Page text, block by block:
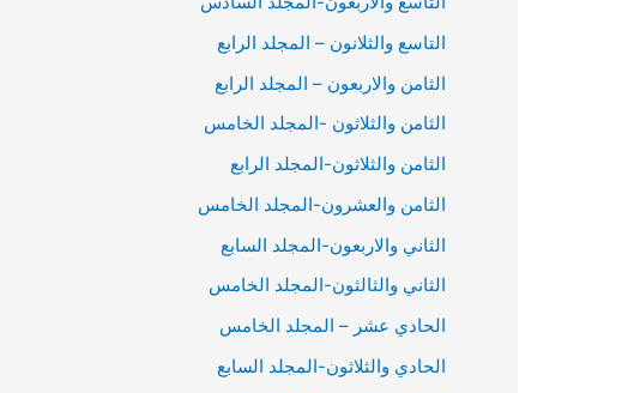
التاسع والثلانون – المجلد الرابع
الثامن والاربعون – المجلد الرابع
الثامن والثلاثون -المجلد الخامس
الثامن والثلاثون-المجلد الرابع
الثامن والعشرون-المجلد الخامس
الثاني والاربعون-المجلد السابع
الثاني والثالثون-المجلد الخامس
الحادي عشر – المجلد الخامس
الحادي والثلاثون-المجلد السابع